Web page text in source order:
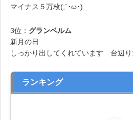
マイナス５万枚(;´･ω･)
3位： グランベルム
新月の日
しっかり出してくれています 台辺
ランキング